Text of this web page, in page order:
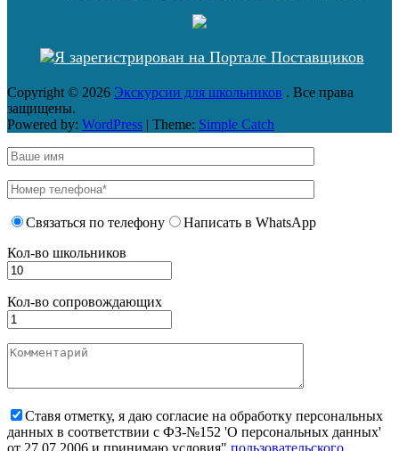
Copyright © 2026 Экскурсии для школьников . Все права
защищены.
Powered by: WordPress | Theme: Simple Catch
Связаться по телефону
Написать в WhatsApp
Кол-во школьников
Кол-во сопровождающих
Ставя отметку, я даю согласие на обработку персональных
данных в соответствии с ФЗ-№152 'О персональных данных'
от 27.07.2006 и принимаю условия" пользовательского